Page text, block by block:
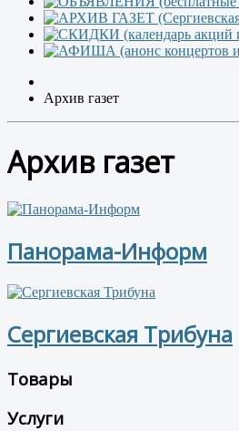
Архив газет
Архив газет
Панорама-Информ
Сергиевская Трибуна
Товары
Услуги